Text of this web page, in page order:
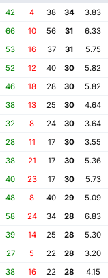
42 4 38 34
3.83
66 10 56 31
6.33
53 16 37 31
5.75
52 12 40 30
5.82
46 18 28 30
5.82
38 13 25 30
4.64
32 8 24 30
3.64
28 11 17 30
3.55
38 21 17 30
5.36
40 23 17 30
5.73
48 8 40 29
5.09
58 24 34 28
6.83
39 14 25 28
5.30
27 5 22 28
3.20
38 16 22 28
4.15